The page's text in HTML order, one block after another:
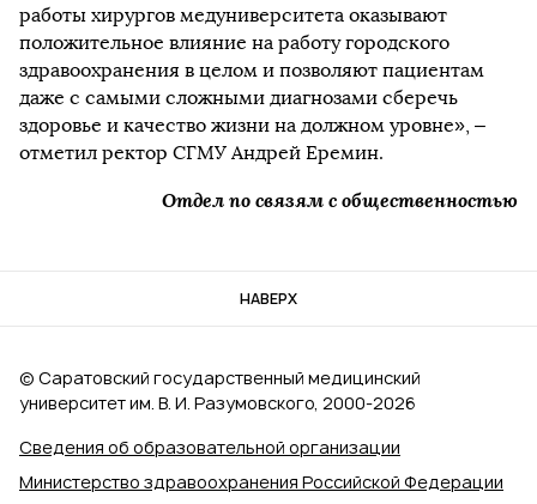
работы хирургов медуниверситета оказывают
положительное влияние на работу городского
здравоохранения в целом и позволяют пациентам
даже с самыми сложными диагнозами сберечь
здоровье и качество жизни на должном уровне», –
отметил ректор СГМУ Андрей Еремин.
Отдел по связям с общественностью
НАВЕРХ
Сведения об образовательной организации
Министерство здравоохранения Российской Федерации
© Саратовский государственный медицинский
университет им. В. И. Разумовского, 2000‑2026